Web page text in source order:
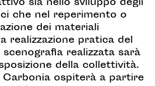
sia nello sviluppo degli
che nel reperimento o
dei materiali
realizzazione pratica del
realizzata sarà
della collettività.
Carbonia ospiterà a partire